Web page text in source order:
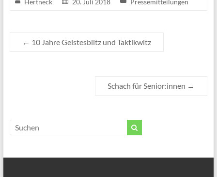
← 10 Jahre Geistesblitz und Taktikwitz
Schach für Senior:innen →